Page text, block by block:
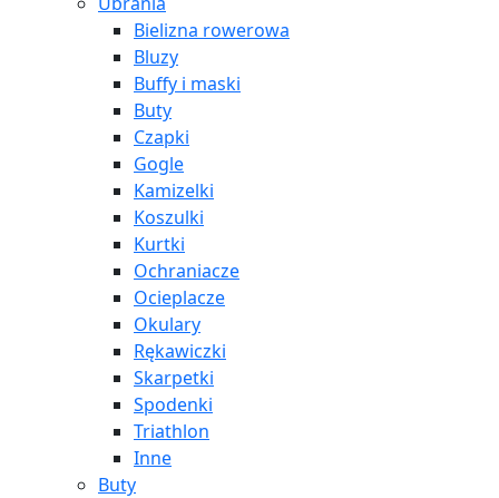
Bielizna rowerowa
Bluzy
Buffy i maski
Buty
Czapki
Gogle
Kamizelki
Koszulki
Kurtki
Ochraniacze
Ocieplacze
Okulary
Rękawiczki
Skarpetki
Spodenki
Triathlon
Inne
Buty